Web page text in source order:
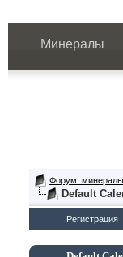
Минералы
Форум:
Default
Регистрация